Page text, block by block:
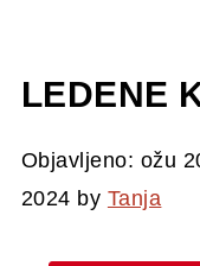
LEDENE
Objavljeno: ožu
2024 by Tanja